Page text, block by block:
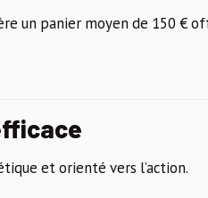
un panier moyen de 150 €
et orienté vers l’action.